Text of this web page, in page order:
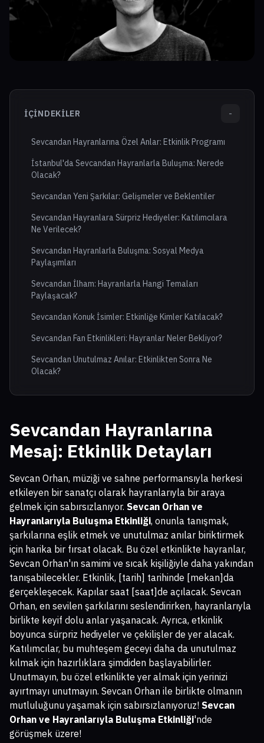
İÇINDEKILER -
Sevcandan Hayranlarına Özel Anlar: Etkinlik Programı
İstanbul'da Sevcandan Hayranlarla Buluşma: Nerede
Olacak?
Sevcandan Yeni Şarkılar: Gelişmeler ve Beklentiler
Sevcandan Hayranlara Sürpriz Hediyeler: Katılımcılara
Ne Verilecek?
Sevcandan Hayranlarla Buluşma: Sosyal Medya
Paylaşımları
Sevcandan İlham: Hayranlarla Hangi Temaları
Paylaşacak?
Sevcandan Konuk İsimler: Etkinliğe Kimler Katılacak?
Sevcandan Fan Etkinlikleri: Hayranlar Neler Bekliyor?
Sevcandan Unutulmaz Anılar: Etkinlikten Sonra Ne
Olacak?
Sevcandan Hayranlarına
Mesaj: Etkinlik Detayları
Sevcan Orhan, müziği ve sahne performansıyla herkesi
etkileyen bir sanatçı olarak hayranlarıyla bir araya
gelmek için sabırsızlanıyor. Sevcan Orhan ve
Hayranlarıyla Buluşma Etkinliği, onunla tanışmak,
şarkılarına eşlik etmek ve unutulmaz anılar biriktirmek
için harika bir fırsat olacak. Bu özel etkinlikte hayranlar,
Sevcan Orhan'ın samimi ve sıcak kişiliğiyle daha yakından
tanışabilecekler. Etkinlik, [tarih] tarihinde [mekan]da
gerçekleşecek. Kapılar saat [saat]de açılacak. Sevcan
Orhan, en sevilen şarkılarını seslendirirken, hayranlarıyla
birlikte keyif dolu anlar yaşanacak. Ayrıca, etkinlik
boyunca sürpriz hediyeler ve çekilişler de yer alacak.
Katılımcılar, bu muhteşem geceyi daha da unutulmaz
kılmak için hazırlıklara şimdiden başlayabilirler.
Unutmayın, bu özel etkinlikte yer almak için yerinizi
ayırtmayı unutmayın. Sevcan Orhan ile birlikte olmanın
mutluluğunu yaşamak için sabırsızlanıyoruz! Sevcan
Orhan ve Hayranlarıyla Buluşma Etkinliği'nde
görüşmek üzere!